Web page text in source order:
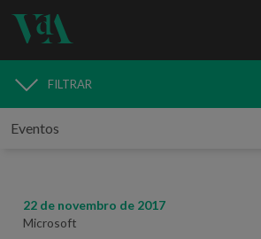
MEDIA
FILTRAR
22 de novembro de 2017
Microsoft